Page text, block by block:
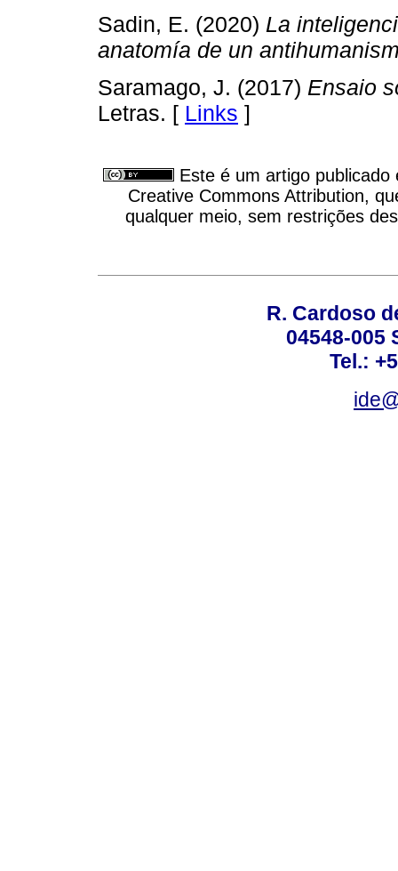
Sadin, E. (2020) La
anatomía de un
Saramago, J. (2017) Ensaio
Letras. [ Links ]
Este é um artigo
Creative Commons Attribution,
qualquer meio, sem restrições
R. Cardoso
04548-005
Tel.: